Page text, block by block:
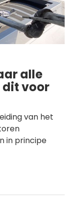
alle
voor
van het
in principe